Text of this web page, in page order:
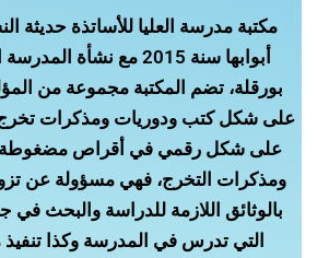
مكتبة مدرسة العليا للأساتذة حديثة
أبوابها سنة 2015 مع نشأة
بورقلة، تضم المكتبة مجموعة من
على شكل كتب ودوريات ومذكرات
على شكل رقمي في أقراص مضغوطة
ومذكرات التخرج، فهي مسؤولة عن
بالوثائق اللازمة للدراسة والبحث
التي تدرس في المدرسة وكذا تنفيذ